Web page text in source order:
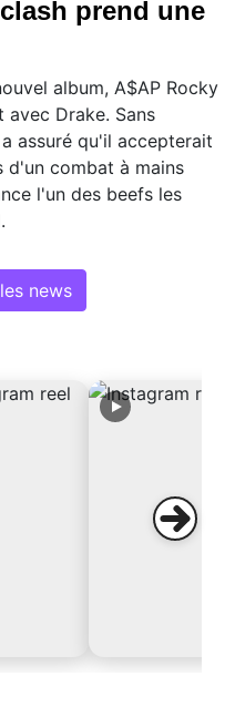
prend une
album, A$AP Rocky
Drake. Sans
assuré qu'il accepterait
d'un combat à mains
l'un des beefs les
news